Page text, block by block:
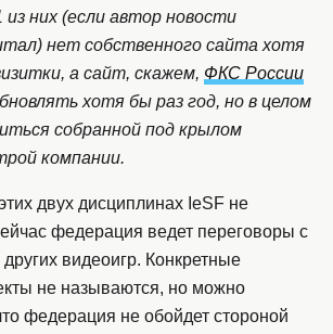
них (если автор новости
нет собственного сайта хотя
а сайт, скажем, ФКС России
хотя бы раз год, но в целом
собранной под крылом
компании.
двух дисциплинах IeSF не
федерация ведет переговоры с
видеоигр. Конкретные
не называются, но можно
федерация не обойдет стороной